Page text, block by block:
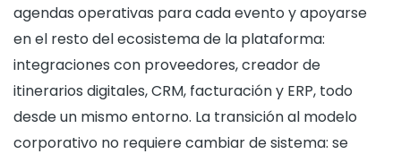
agendas operativas para cada evento y apoyarse
en el resto del ecosistema de la plataforma:
integraciones con proveedores, creador de
itinerarios digitales, CRM, facturación y ERP, todo
desde un mismo entorno. La transición al modelo
corporativo no requiere cambiar de sistema: se